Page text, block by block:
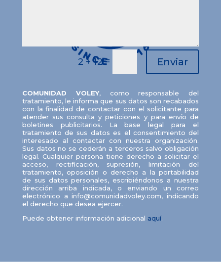
2 + 12= Enviar
COMUNIDAD VOLEY, como responsable del
tratamiento, le informa que sus datos son recabados
con la finalidad de contactar con el solicitante para
atender sus consulta y peticiones y para envío de
boletines publicitarios. La base legal para el
tratamiento de sus datos es el consentimiento del
interesado al contactar con nuestra organización.
Sus datos no se cederán a terceros salvo obligación
legal. Cualquier persona tiene derecho a solicitar el
acceso, rectificación, supresión, limitación del
tratamiento, oposición o derecho a la portabilidad
de sus datos personales, escribiéndonos a nuestra
dirección arriba indicada, o enviando un correo
electrónico a info@comunidadvoley.com, indicando
el derecho que desea ejercer.
Puede obtener información adicional aquí.